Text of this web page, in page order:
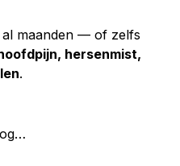
al maanden — of zelfs
hersenmist,
.